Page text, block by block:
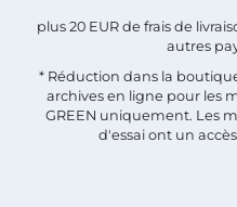
plus 20 EUR de frais de
autres
* Réduction dans la
archives en ligne pour les
GREEN uniquement. Les
d'essai ont un